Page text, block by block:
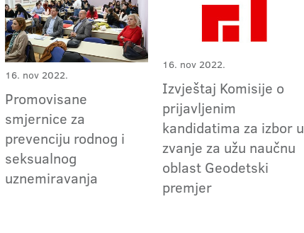
16. nov 2022.
Promovisane
smjernice za
prevenciju rodnog i
seksualnog
uznemiravanja
16. nov 2022.
Izvještaj Komisije o
prijavljenim
kandidatima za izbor u
zvanje za užu naučnu
oblast Geodetski
premjer